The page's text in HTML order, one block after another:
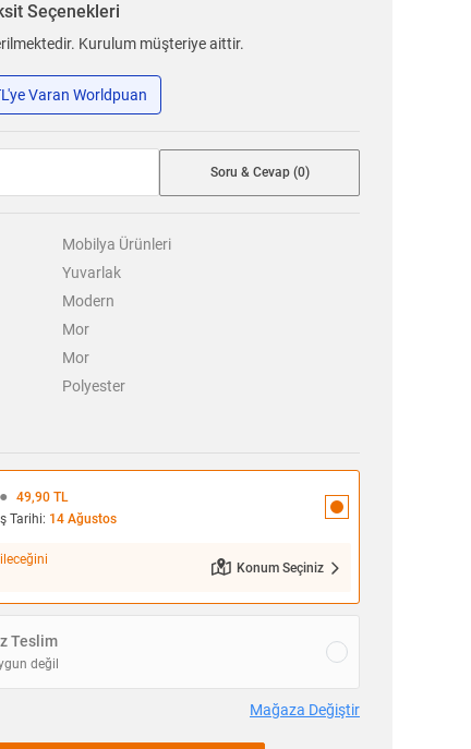
Seçenekleri
Kurulum müşteriye aittir.
Varan Worldpuan
Soru & Cevap (0)
Mobilya Ürünleri
Yuvarlak
Modern
Mor
Mor
Polyester
●
49,90 TL
Tarihi: 14 Ağustos
Konum Seçiniz
Teslim
değil
Mağaza Değiştir